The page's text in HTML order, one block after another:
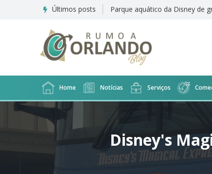
Últimos posts Suíte familiar do Disney's All Star
Home Notícias Serviços
Disney's